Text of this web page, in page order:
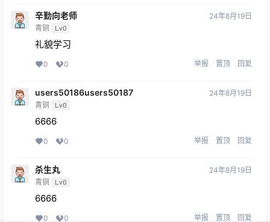
辛勤向老师
青铜 Lv0
24年8月19日
礼貌学习
0 0 举报 置顶 回复
users50186users50187
青铜 Lv0
24年8月19日
6666
0 0 举报 置顶 回复
杀生丸
青铜 Lv0
24年8月19日
6666
0 0 举报 置顶 回复